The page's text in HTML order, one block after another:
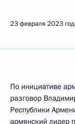
23 февраля 2023
По инициативе
разговор
Республики
армянский лидер